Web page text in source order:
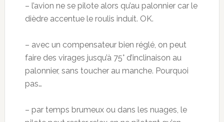
– l’avion ne se pilote alors qu’au palonnier car le
dièdre accentue le roulis induit. OK.
– avec un compensateur bien réglé, on peut
faire des virages jusqu’à 75° d’inclinaison au
palonnier, sans toucher au manche. Pourquoi
pas…
– par temps brumeux ou dans les nuages, le